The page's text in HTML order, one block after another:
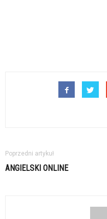
Poprzedni artykuł
ANGIELSKI ONLINE